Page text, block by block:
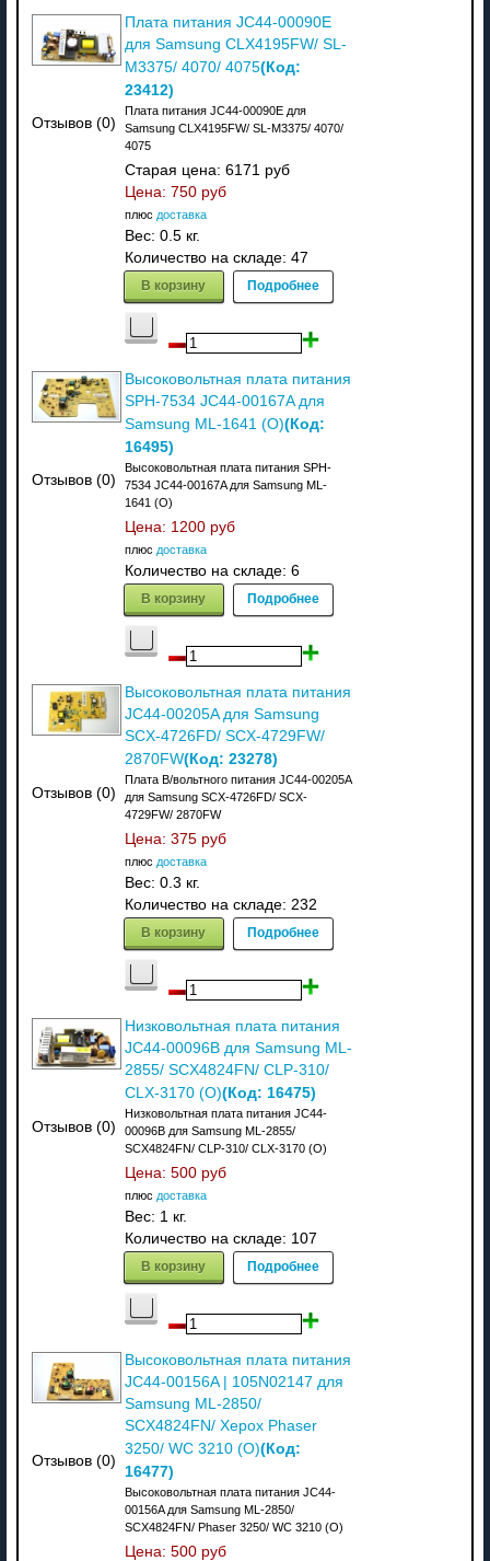
Отзывов (0)
Плата питания JC44-00090E
для Samsung CLX4195FW/ SL-
M3375/ 4070/ 4075(Код:
23412)
Плата питания JC44-00090E для
Samsung CLX4195FW/ SL-M3375/ 4070/
4075
Старая цена: 6171 руб
Цена: 750 руб
плюс доставка
Вес: 0.5 кг.
Количество на складе: 47
В корзину Подробнее
Отзывов (0)
Высоковольтная плата питания
SPH-7534 JC44-00167A для
Samsung ML-1641 (O)(Код:
16495)
Высоковольтная плата питания SPH-
7534 JC44-00167A для Samsung ML-
1641 (О)
Цена: 1200 руб
плюс доставка
Количество на складе: 6
В корзину Подробнее
Отзывов (0)
Высоковольтная плата питания
JC44-00205A для Samsung
SCX-4726FD/ SCX-4729FW/
2870FW(Код: 23278)
Плата В/вольтного питания JC44-00205A
для Samsung SCX-4726FD/ SCX-
4729FW/ 2870FW
Цена: 375 руб
плюс доставка
Вес: 0.3 кг.
Количество на складе: 232
В корзину Подробнее
Отзывов (0)
Низковольтная плата питания
JC44-00096B для Samsung ML-
2855/ SCX4824FN/ CLP-310/
CLX-3170 (O)(Код: 16475)
Низковольтная плата питания JC44-
00096B для Samsung ML-2855/
SCX4824FN/ CLP-310/ CLX-3170 (O)
Цена: 500 руб
плюс доставка
Вес: 1 кг.
Количество на складе: 107
В корзину Подробнее
Отзывов (0)
Высоковольтная плата питания
JC44-00156A | 105N02147 для
Samsung ML-2850/
SCX4824FN/ Херох Phaser
3250/ WC 3210 (О)(Код:
16477)
Высоковольтная плата питания JC44-
00156A для Samsung ML-2850/
SCX4824FN/ Phaser 3250/ WC 3210 (О)
Цена: 500 руб